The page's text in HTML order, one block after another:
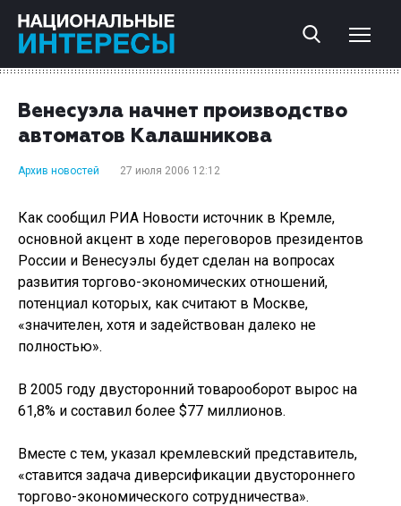
Венесуэла начнет производство
автоматов Калашникова
Архив новостей 27 июля 2006 12:12
Как сообщил РИА Новости источник в Кремле,
основной акцент в ходе переговоров президентов
России и Венесуэлы будет сделан на вопросах
развития торгово-экономических отношений,
потенциал которых, как считают в Москве,
«значителен, хотя и задействован далеко не
полностью».
В 2005 году двусторонний товарооборот вырос на
61,8% и составил более $77 миллионов.
Вместе с тем, указал кремлевский представитель,
«ставится задача диверсификации двустороннего
торгово-экономического сотрудничества».